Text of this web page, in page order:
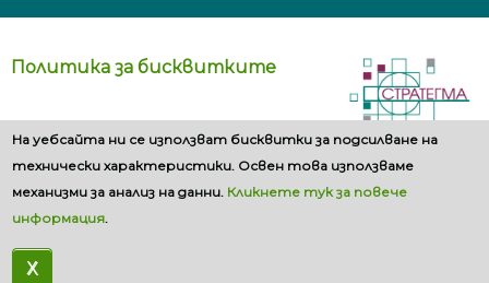
Политика за бисквитките
На уебсайта ни се използват бисквитки за подсилване на
технически характеристики. Освен това използваме
механизми за анализ на данни. Кликнете тук за повече
информация.
X